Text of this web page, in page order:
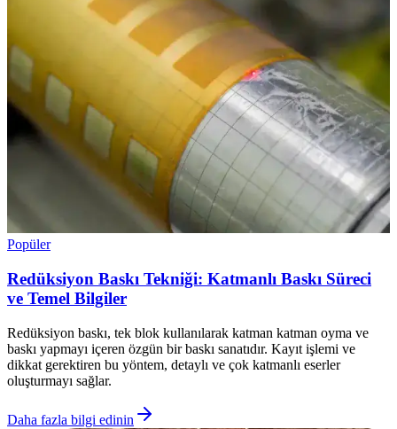
Popüler
Redüksiyon Baskı Tekniği: Katmanlı Baskı Süreci
ve Temel Bilgiler
Redüksiyon baskı, tek blok kullanılarak katman katman oyma ve
baskı yapmayı içeren özgün bir baskı sanatıdır. Kayıt işlemi ve
dikkat gerektiren bu yöntem, detaylı ve çok katmanlı eserler
oluşturmayı sağlar.
Daha fazla bilgi edinin